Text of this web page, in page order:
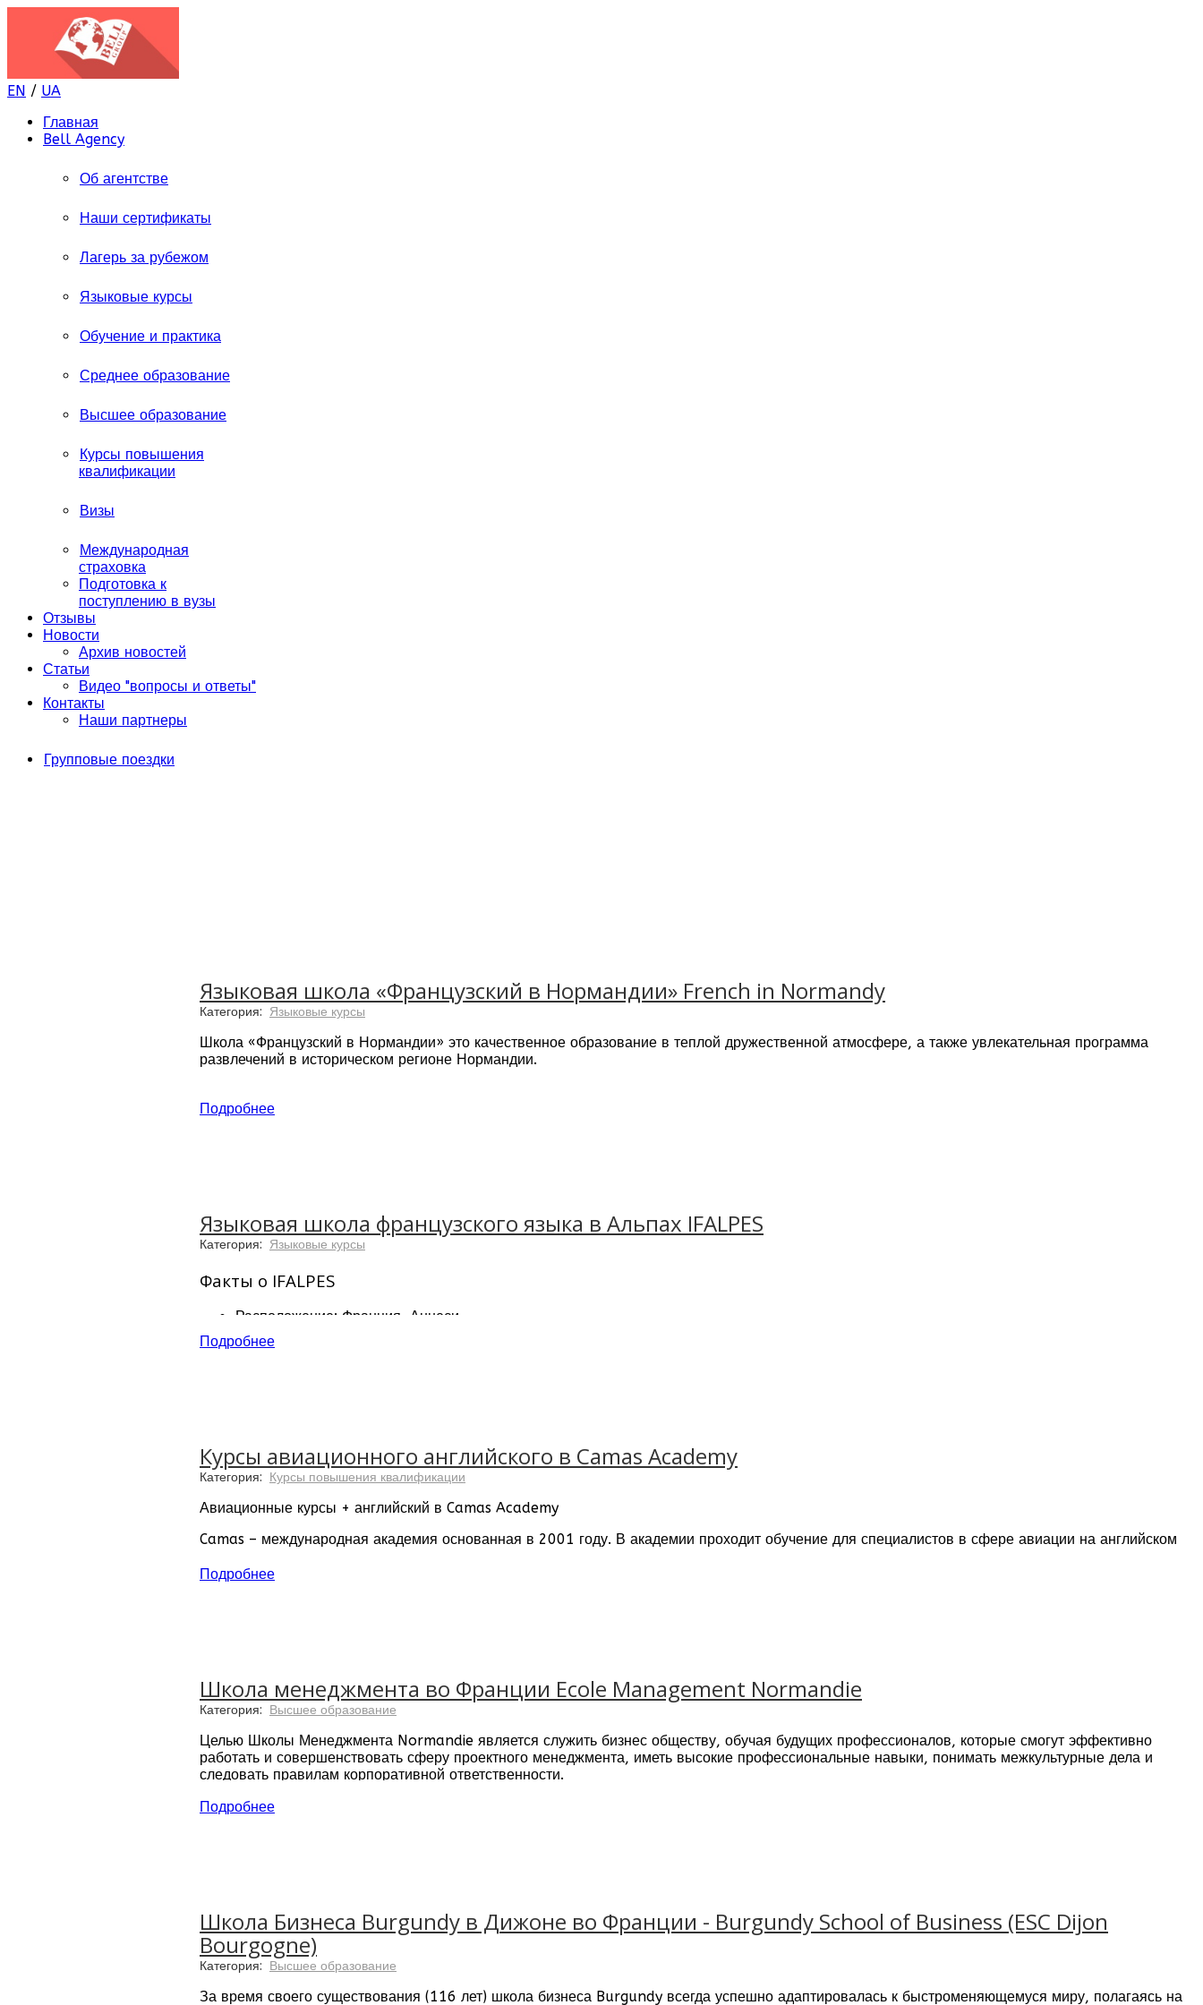
EN / UA
Главная
Bell Agency
Об агентстве
Наши сертификаты
Лагерь за рубежом
Языковые курсы
Обучение и практика
Среднее образование
Высшее образование
Курсы повышения
квалификации
Визы
Международная
страховка
Подготовка к
поступлению в вузы
Отзывы
Новости
Архив новостей
Статьи
Видео "вопросы и ответы"
Контакты
Наши партнеры
Групповые поездки
Языковая школа «Французский в Нормандии» French in Normandy
Категория: Языковые курсы
Школа «Французский в Нормандии» это качественное образование в теплой дружественной атмосфере, а также увлекательная программа
развлечений в историческом регионе Нормандии.
Подробнее
Языковая школа французского языка в Альпах IFALPES
Категория: Языковые курсы
Факты о IFALPES
Расположение: Франция, Аннеси.
Более 20 лет опыта преподавания французского языка, как иностранного
Школа расположена в 5 минутах ходьбы от центра города
Подробнее
Курсы авиационного английского в Camas Academy
Категория: Курсы повышения квалификации
Авиационные курсы + английский в Camas Academy
Camas – международная академия основанная в 2001 году. В академии проходит обучение для специалистов в сфере авиации на английском
Факты об академии Camas:
Подробнее
Школа менеджмента во Франции Ecole Management Normandie
Категория: Высшее образование
Целью Школы Менеджмента Normandie является служить бизнес обществу, обучая будущих профессионалов, которые смогут эффективно
работать и совершенствовать сферу проектного менеджмента, иметь высокие профессиональные навыки, понимать межкультурные дела и
следовать правилам корпоративной ответственности.
Школа менеджмента Normandie основана в 1871 году и является одной из самых старых бизнес школ во Франции.
Подробнее
Школа Бизнеса Burgundy в Дижоне во Франции - Burgundy School of Business (ESC Dijon
Bourgogne)
Категория: Высшее образование
За время своего существования (116 лет) школа бизнеса Burgundy всегда успешно адаптировалась к быстроменяющемуся миру, полагаясь на